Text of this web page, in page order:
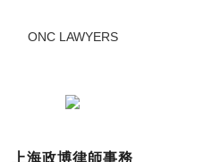
ONC LAWYERS
上海政博律師事務